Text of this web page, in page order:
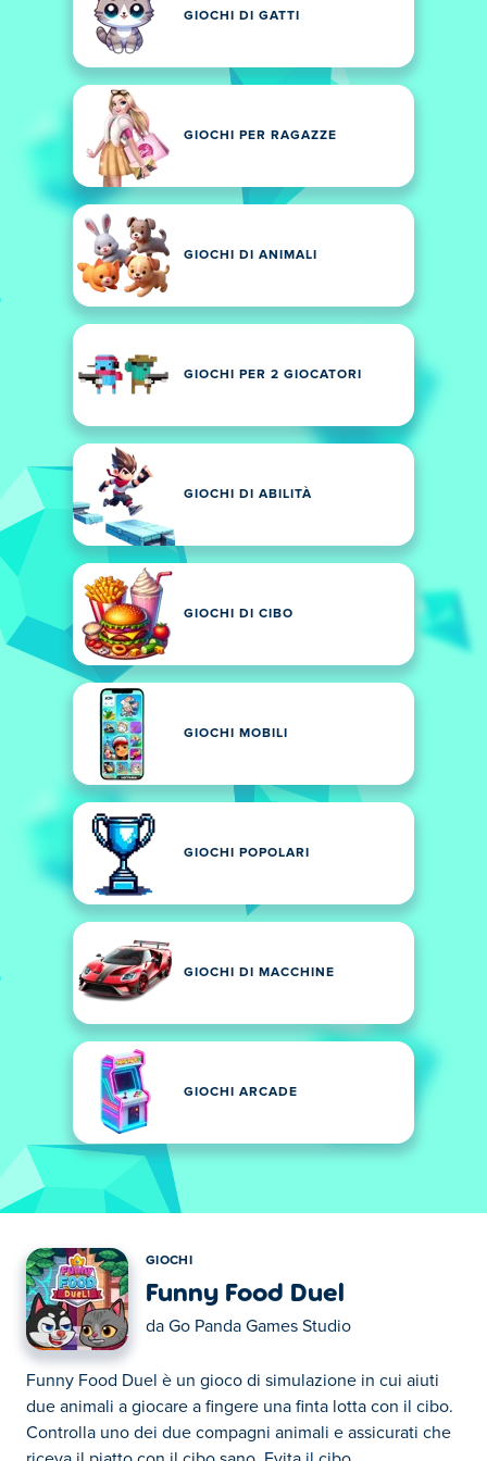
GIOCHI DI GATTI
GIOCHI PER RAGAZZE
GIOCHI DI ANIMALI
GIOCHI PER 2 GIOCATORI
GIOCHI DI ABILITÀ
GIOCHI DI CIBO
GIOCHI MOBILI
GIOCHI POPOLARI
GIOCHI DI MACCHINE
GIOCHI ARCADE
GIOCHI
Funny Food Duel
da Go Panda Games Studio
Funny Food Duel è un gioco di simulazione in cui aiuti
due animali a giocare a fingere una finta lotta con il cibo.
Controlla uno dei due compagni animali e assicurati che